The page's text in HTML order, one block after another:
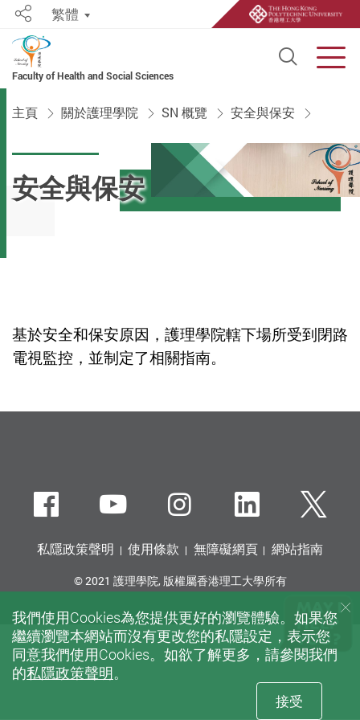
Faculty of Health and Social Sciences
Open
Share繁體
主頁 關於護理學院 SN 概覽 安全與保安
安全與保安
基於安全和保安原因，護理學院轄下場所受到閉路
電視監控，並制定了相關指南。
私隱政策聲明 使用條款 無障礙網頁 網站指南
© 2021 護理學院, 版權屬香港理工大學所有
FacebookYoutubeinstagramLinkedIn
我們使用Cookies為您提供更好的瀏覽體驗。如果您
繼續瀏覽本網站而沒有更改您的私隱設定，表示您
同意我們使用Cookies。如欲了解更多，請參閱我們
的私隱政策聲明。
接受